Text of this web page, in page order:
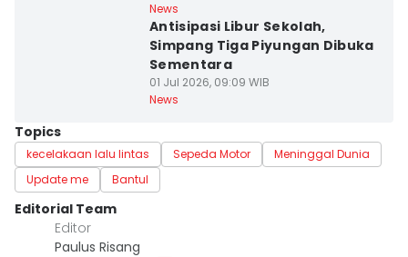
News
Antisipasi Libur Sekolah,
Simpang Tiga Piyungan Dibuka
Sementara
01 Jul 2026, 09:09 WIB
News
Topics
kecelakaan lalu lintas Sepeda Motor
Meninggal Dunia
Update me
Bantul
Editorial Team
Editor
Paulus Risang